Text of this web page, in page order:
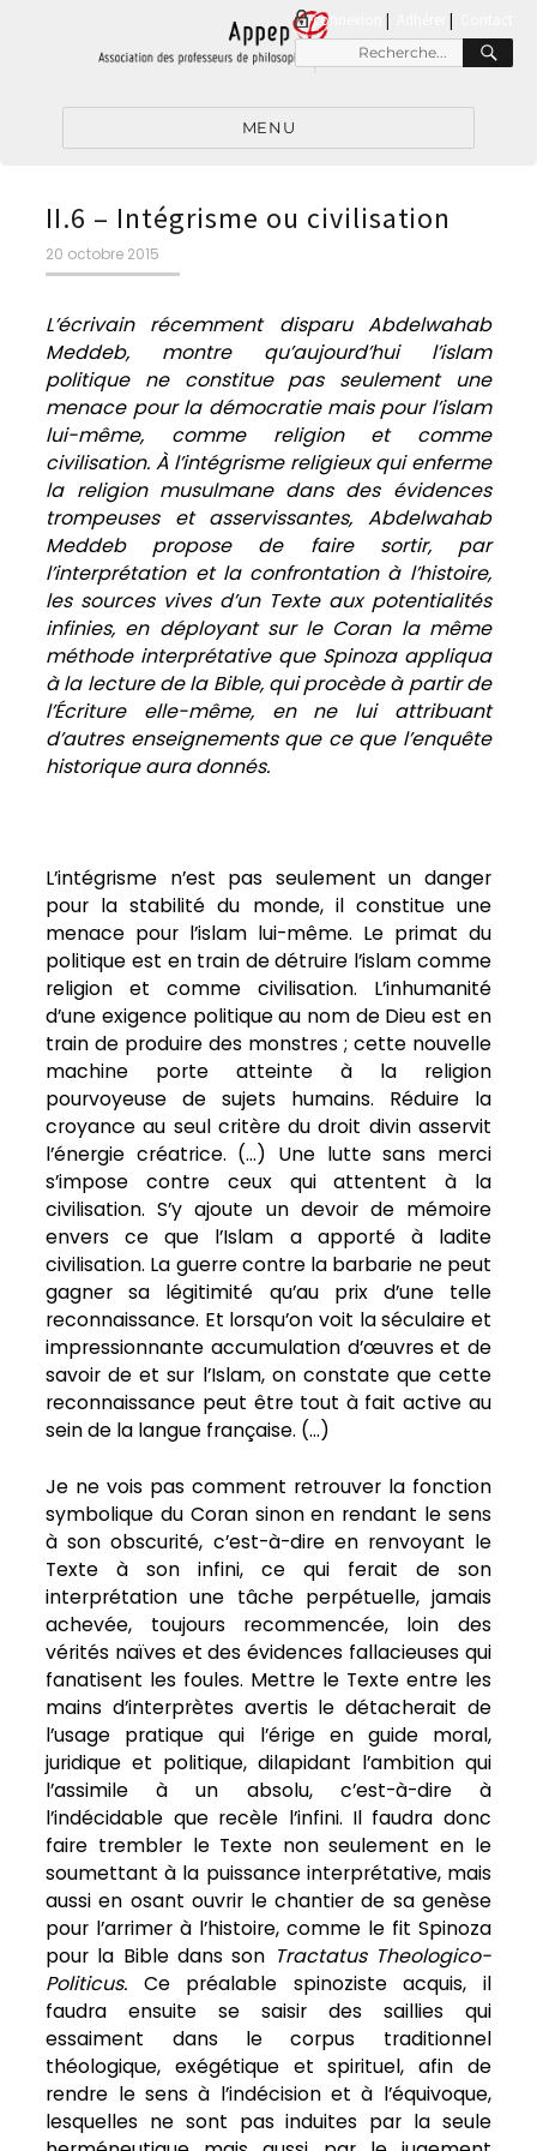
connexion |
Recherche
pour
MENU
II.6 – Intégrisme ou civilisation
Publié
le
20 octobre 2015
L’écrivain récemment disparu Abdelwahab
Meddeb, montre qu’aujourd’hui l’islam
politique ne constitue pas seulement une
menace pour la démocratie mais pour l’islam
lui-même, comme religion et comme
civilisation. À l’intégrisme religieux qui enferme
la religion musulmane dans des évidences
trompeuses et asservissantes, Abdelwahab
Meddeb propose de faire sortir, par
l’interprétation et la confrontation à l’histoire,
les sources vives d’un Texte aux potentialités
infinies, en déployant sur le Coran la même
méthode interprétative que Spinoza appliqua
à la lecture de la Bible, qui procède à partir de
l’Écriture elle-même, en ne lui attribuant
d’autres enseignements que ce que l’enquête
historique aura donnés.
L’intégrisme n’est pas seulement un danger
pour la stabilité du monde, il constitue une
menace pour l’islam lui-même. Le primat du
politique est en train de détruire l’islam comme
religion et comme civilisation. L’inhumanité
d’une exigence politique au nom de Dieu est en
train de produire des monstres ; cette nouvelle
machine porte atteinte à la religion
pourvoyeuse de sujets humains. Réduire la
croyance au seul critère du droit divin asservit
l’énergie créatrice. (…) Une lutte sans merci
s’impose contre ceux qui attentent à la
civilisation. S’y ajoute un devoir de mémoire
envers ce que l’Islam a apporté à ladite
civilisation. La guerre contre la barbarie ne peut
gagner sa légitimité qu’au prix d’une telle
reconnaissance. Et lorsqu’on voit la séculaire et
impressionnante accumulation d’œuvres et de
savoir de et sur l’Islam, on constate que cette
reconnaissance peut être tout à fait active au
sein de la langue française. (…)
Je ne vois pas comment retrouver la fonction
symbolique du Coran sinon en rendant le sens
à son obscurité, c’est-à-dire en renvoyant le
Texte à son infini, ce qui ferait de son
interprétation une tâche perpétuelle, jamais
achevée, toujours recommencée, loin des
vérités naïves et des évidences fallacieuses qui
fanatisent les foules. Mettre le Texte entre les
mains d’interprètes avertis le détacherait de
l’usage pratique qui l’érige en guide moral,
juridique et politique, dilapidant l’ambition qui
l’assimile à un absolu, c’est-à-dire à
l’indécidable que recèle l’infini. Il faudra donc
faire trembler le Texte non seulement en le
soumettant à la puissance interprétative, mais
aussi en osant ouvrir le chantier de sa genèse
pour l’arrimer à l’histoire, comme le fit Spinoza
pour la Bible dans son Tractatus Theologico-
Politicus. Ce préalable
spinoziste acquis, il
faudra ensuite se saisir des saillies qui
essaiment dans le corpus traditionnel
théologique, exégétique et spirituel, afin de
rendre le sens à l’indécision et à l’équivoque,
lesquelles ne sont pas induites par la seule